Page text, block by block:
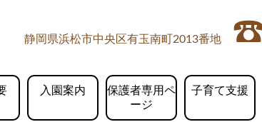
静岡県浜松市中央区有玉南町2013番地
入園案内
保護者専用ペ
ージ
子育て支援